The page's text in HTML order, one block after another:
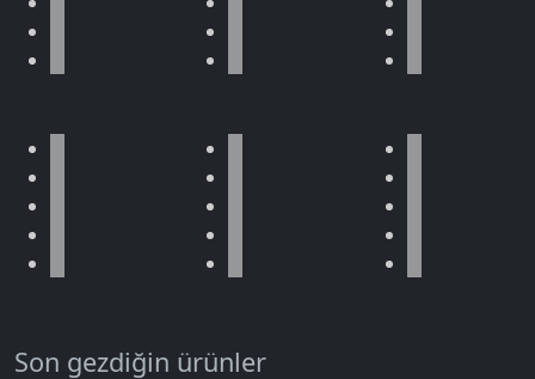
Son gezdiğin ürünler